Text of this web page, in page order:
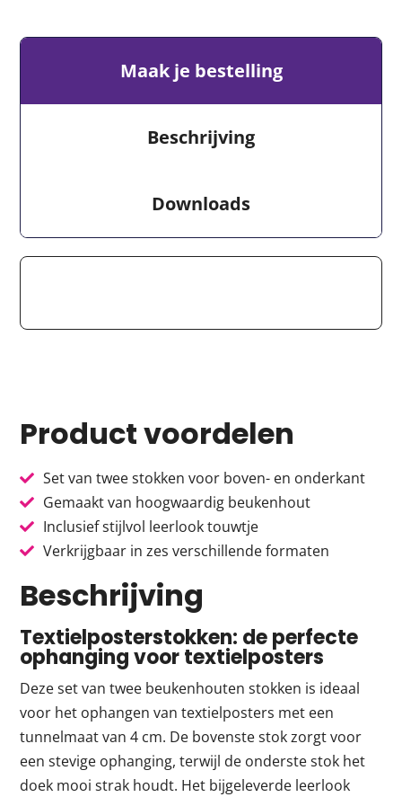
Maak je bestelling
Beschrijving
Downloads
Product voordelen
Set van twee stokken voor boven- en onderkant
Gemaakt van hoogwaardig beukenhout
Inclusief stijlvol leerlook touwtje
Verkrijgbaar in zes verschillende formaten
Beschrijving
Textielposterstokken: de perfecte
ophanging voor textielposters
Deze set van twee beukenhouten stokken is ideaal
voor het ophangen van textielposters met een
tunnelmaat van 4 cm. De bovenste stok zorgt voor
een stevige ophanging, terwijl de onderste stok het
doek mooi strak houdt. Het bijgeleverde leerlook